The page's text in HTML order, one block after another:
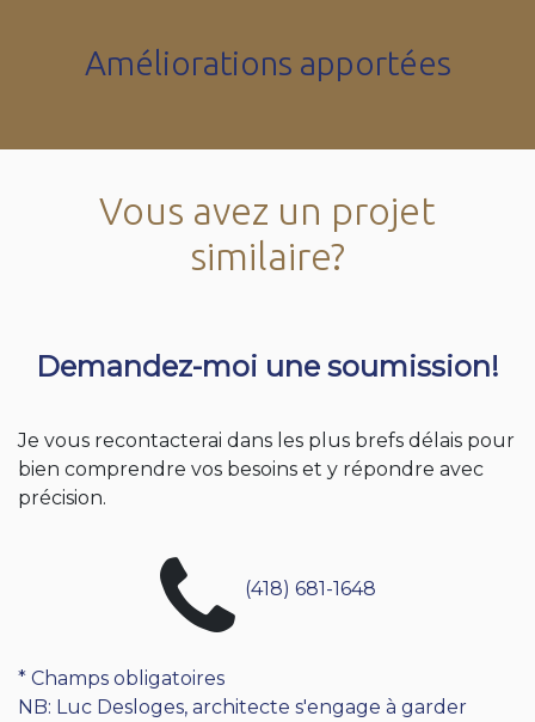
Améliorations apportées
Vous avez un projet
similaire?
Demandez-moi une soumission!
Je vous recontacterai dans les plus brefs délais pour
bien comprendre vos besoins et y répondre avec
précision.
(418) 681-1648
* Champs obligatoires
NB: Luc Desloges, architecte s'engage à garder